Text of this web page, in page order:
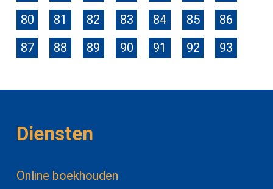
80
81 82 83 84 85
86
87
88 89 90 91 92 93
Diensten
Online boekhouden